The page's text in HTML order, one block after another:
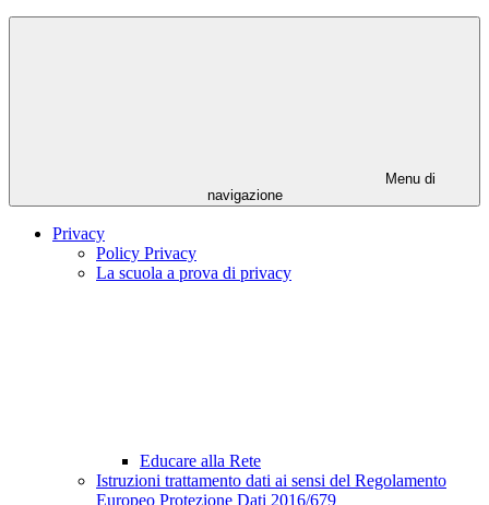
Menu di
navigazione
Privacy
Policy Privacy
La scuola a prova di privacy
Educare alla Rete
Istruzioni trattamento dati ai sensi del Regolamento
Europeo Protezione Dati 2016/679